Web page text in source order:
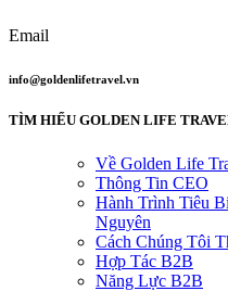
Email
info@goldenlifetravel.vn
TÌM HIỂU GOLDEN LIFE
Về Golden Life
Thông Tin CEO
Hành Trình Tiêu
Nguyên
Cách Chúng Tôi
Hợp Tác B2B
Năng Lực B2B